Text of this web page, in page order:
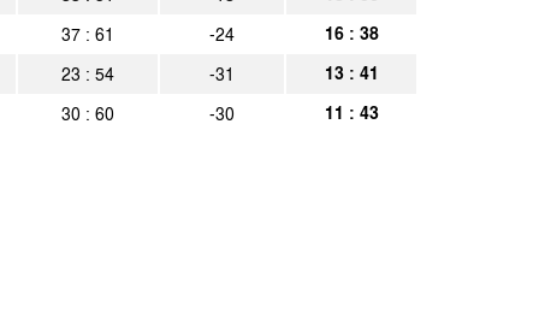
37 : 61 -24 16 : 38
23 : 54 -31 13 : 41
30 : 60 -30 11 : 43